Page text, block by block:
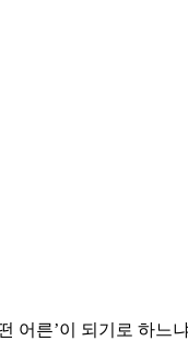
른’이 되기로 하느